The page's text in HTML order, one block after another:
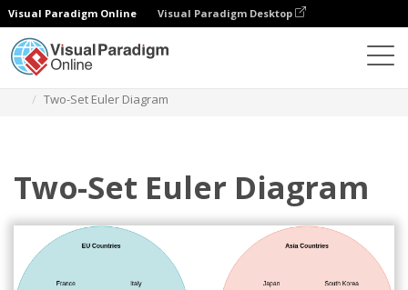
Visual Paradigm Online Visual Paradigm Desktop
Two-Set Euler Diagram
Two-Set Euler Diagram